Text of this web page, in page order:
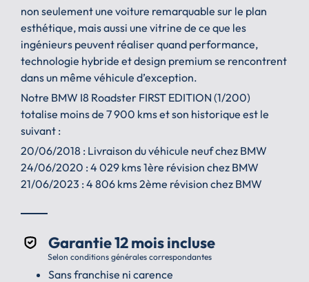
non seulement une voiture remarquable sur le plan
esthétique, mais aussi une vitrine de ce que les
ingénieurs peuvent réaliser quand performance,
technologie hybride et design premium se rencontrent
dans un même véhicule d’exception.
Notre BMW I8 Roadster FIRST EDITION (1/200)
totalise moins de 7 900 kms et son historique est le
suivant :
20/06/2018 : Livraison du véhicule neuf chez BMW
24/06/2020 : 4 029 kms 1ère révision chez BMW
21/06/2023 : 4 806 kms 2ème révision chez BMW
Garantie 12 mois incluse
Selon conditions générales correspondantes
Sans franchise ni carence